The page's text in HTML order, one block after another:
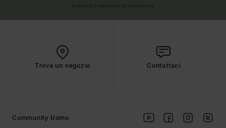
Trova un negozio Contattaci
Community Uomo